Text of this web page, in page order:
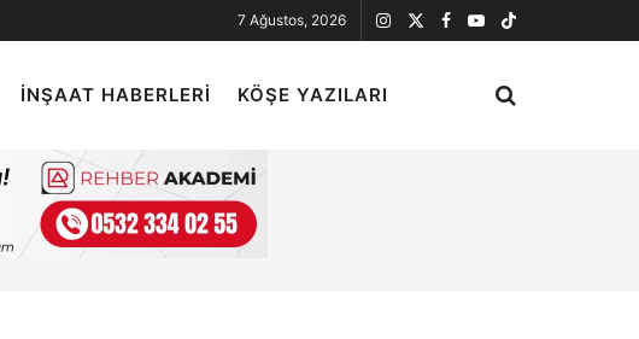
7 Ağustos, 2026
İNŞAAT HABERLERI KÖŞE YAZILARI